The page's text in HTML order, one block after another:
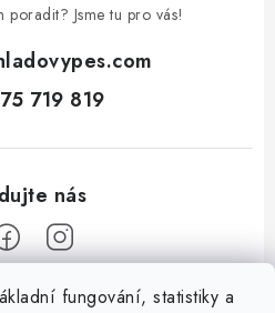
fungování, statistiky a
poradit? Jsme tu pro vás!
719 819